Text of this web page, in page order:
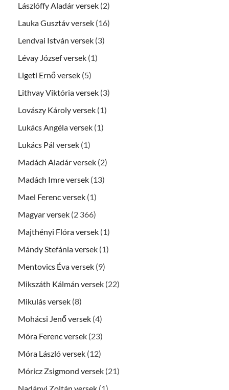
Lászlóffy Aladár versek (2)
Lauka Gusztáv versek (16)
Lendvai István versek (3)
Lévay József versek (1)
Ligeti Ernő versek (5)
Lithvay Viktória versek (3)
Lovászy Károly versek (1)
Lukács Angéla versek (1)
Lukács Pál versek (1)
Madách Aladár versek (2)
Madách Imre versek (13)
Mael Ferenc versek (1)
Magyar versek (2 366)
Majthényi Flóra versek (1)
Mándy Stefánia versek (1)
Mentovics Éva versek (9)
Mikszáth Kálmán versek (22)
Mikulás versek (8)
Mohácsi Jenő versek (4)
Móra Ferenc versek (23)
Móra László versek (12)
Móricz Zsigmond versek (21)